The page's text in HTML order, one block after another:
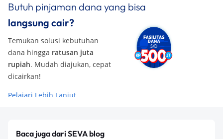
Butuh pinjaman dana yang bisa
langsung cair?
Temukan solusi kebutuhan
dana hingga ratusan juta
rupiah. Mudah diajukan, cepat
dicairkan!
Pelajari Lebih Lanjut
Baca juga dari SEVA blog